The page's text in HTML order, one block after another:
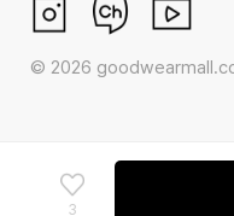
3
© 2026